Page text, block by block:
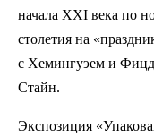
начала XXI века по
столетия на
с Хемингуэем и
Стайн.
Экспозиция